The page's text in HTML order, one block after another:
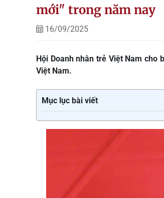
mới" trong năm nay
16/09/2025
Hội Doanh nhân trẻ Việt Nam cho
Việt Nam.
Mục lục bài viết